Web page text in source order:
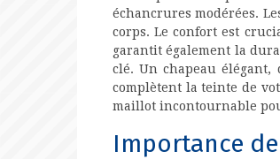
échancrures modérées.
corps. Le confort est
garantit également la
clé. Un chapeau
complètent la teinte de
maillot incontournable
Importance